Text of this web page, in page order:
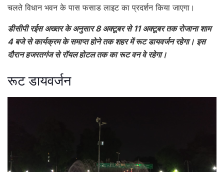
चलते विधान भवन के पास फसाड लाइट का प्रदर्शन किया जाएगा।
डीसीपी रईस अख्तर के अनुसार 8 अक्टूबर से 11 अक्टूबर तक रोजाना शाम
4 बजे से कार्यक्रम के समाप्त होने तक शहर में रूट डायवर्जन रहेगा। इस
दौरान हजरतगंज से रॉयल होटल तक का रूट वन वे रहेगा।
रूट डायवर्जन